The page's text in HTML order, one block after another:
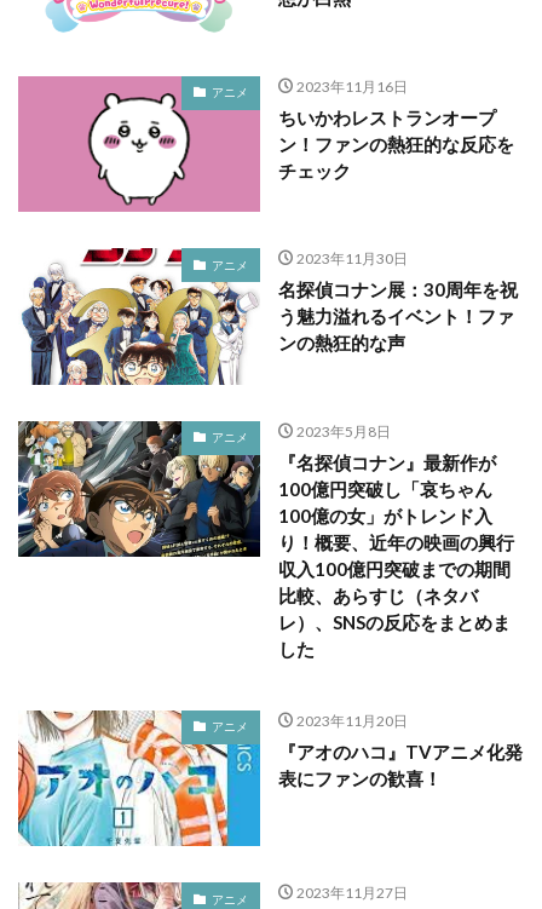
アニメ 2023年11月16日
ちいかわレストランオープ
ン！ファンの熱狂的な反応を
チェック
アニメ 2023年11月30日
名探偵コナン展：30周年を祝
う魅力溢れるイベント！ファ
ンの熱狂的な声
アニメ 2023年5月8日
『名探偵コナン』最新作が
100億円突破し「哀ちゃん
100億の女」がトレンド入
り！概要、近年の映画の興行
収入100億円突破までの期間
比較、あらすじ（ネタバ
レ）、SNSの反応をまとめま
した
アニメ 2023年11月20日
『アオのハコ』TVアニメ化発
表にファンの歓喜！
アニメ 2023年11月27日